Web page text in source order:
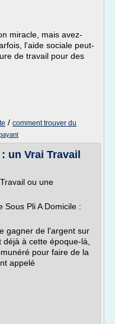
miracle, mais avez-
l'aide sociale peut-
de travail pour des
/ comment trouver du
un Vrai Travail
ou une
Sous Pli A Domicile :
gagner de l'argent sur
à cette époque-là,
pour faire de la
appelé